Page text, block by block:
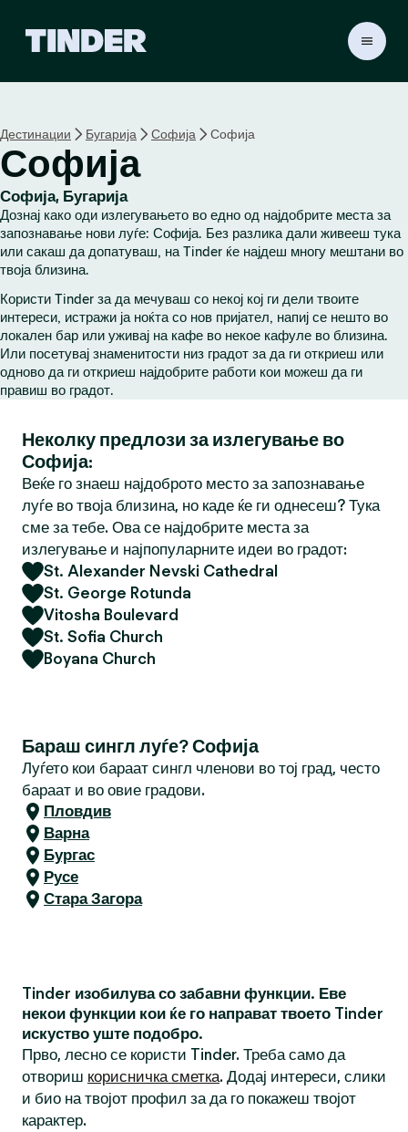
r
e
Дестинации Бугарија Софија Софија
Софија
Софија, Бугарија
Дознај како оди излегувањето во едно од најдобрите места за
запознавање нови луѓе: Софија. Без разлика дали живееш тука
или сакаш да допатуваш, на Tinder ќе најдеш многу мештани во
твоја близина.
Користи Tinder за да мечуваш со некој кој ги дели твоите
интереси, истражи ја ноќта со нов пријател, напиј се нешто во
локален бар или уживај на кафе во некое кафуле во близина.
Или посетувај знаменитости низ градот за да ги откриеш или
одново да ги откриеш најдобрите работи кои можеш да ги
правиш во градот.
Неколку предлози за излегување во
Софија:
Веќе го знаеш најдоброто место за запознавање
луѓе во твоја близина, но каде ќе ги однесеш? Тука
сме за тебе. Ова се најдобрите места за
излегување и најпопуларните идеи во градот:
St. Alexander Nevski Cathedral
St. George Rotunda
Vitosha Boulevard
St. Sofia Church
Boyana Church
Бараш сингл луѓе? Софија
Луѓето кои бараат сингл членови во тој град, често
бараат и во овие градови.
Пловдив
Варна
Бургас
Русе
Стара Загора
Tinder изобилува со забавни функции. Еве
некои функции кои ќе го направат твоето Tinder
искуство уште подобро.
Прво, лесно се користи Tinder. Треба само да
отвориш корисничка сметка. Додај интереси, слики
и био на твојот профил за да го покажеш твојот
карактер.